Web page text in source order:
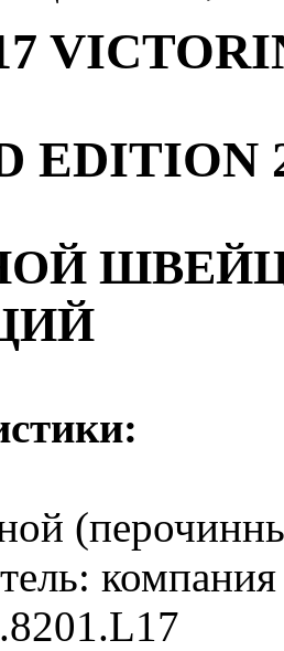
EDITION